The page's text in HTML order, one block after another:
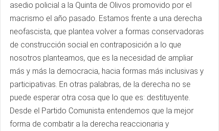
asedio policial a la Quinta de Olivos promovido por el
macrismo el año pasado. Estamos frente a una derecha
neofascista, que plantea volver a formas conservadoras
de construcción social en contraposición a lo que
nosotros planteamos, que es la necesidad de ampliar
más y más la democracia, hacia formas más inclusivas y
participativas. En otras palabras, de la derecha no se
puede esperar otra cosa que lo que es: destituyente.
Desde el Partido Comunista entendemos que la mejor
forma de combatir a la derecha reaccionaria y